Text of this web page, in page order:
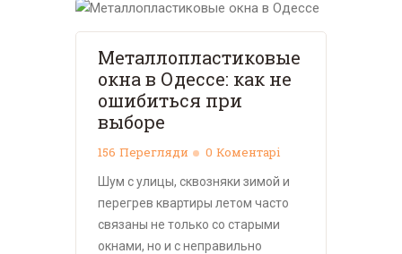
Металлопластиковые
окна в Одессе: как не
ошибиться при
выборе
156 Перегляди 0 Коментарі
Шум с улицы, сквозняки зимой и
перегрев квартиры летом часто
связаны не только со старыми
окнами, но и с неправильно